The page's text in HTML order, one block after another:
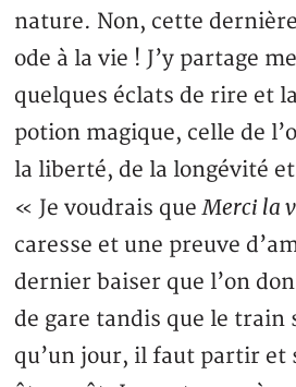
nature. Non, cette
ode à la vie ! J’y partage
quelques éclats de rire et
potion magique, celle de
la liberté, de la longévité
« Je voudrais queMerci la
caresse et une preuve
dernier baiser que l’on
de gare tandis que le train
qu’un jour, il faut partir et